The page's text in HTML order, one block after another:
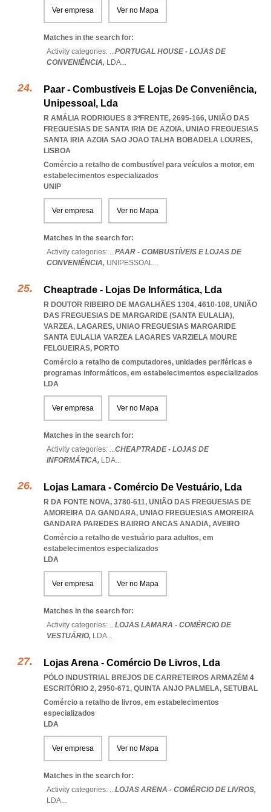
Ver empresa Ver no Mapa
Matches in the search for:
Activity categories: ...PORTUGAL HOUSE - LOJAS DE
CONVENIÊNCIA, LDA...
Paar - Combustíveis E Lojas De Conveniência,
Unipessoal, Lda
R AMÁLIA RODRIGUES 8 3ºFRENTE, 2695-166, UNIÃO DAS
FREGUESIAS DE SANTA IRIA DE AZOIA, UNIAO FREGUESIAS
SANTA IRIA AZOIA SAO JOAO TALHA BOBADELA LOURES,
LISBOA
Comércio a retalho de combustível para veículos a motor, em
estabelecimentos especializados
UNIP
Ver empresa Ver no Mapa
Matches in the search for:
Activity categories: ...PAAR - COMBUSTÍVEIS E LOJAS DE
CONVENIÊNCIA, UNIPESSOAL...
Cheaptrade - Lojas De Informática, Lda
R DOUTOR RIBEIRO DE MAGALHÃES 1304, 4610-108, UNIÃO
DAS FREGUESIAS DE MARGARIDE (SANTA EULALIA),
VARZEA, LAGARES, UNIAO FREGUESIAS MARGARIDE
SANTA EULALIA VARZEA LAGARES VARZIELA MOURE
FELGUEIRAS, PORTO
Comércio a retalho de computadores, unidades periféricas e
programas informáticos, em estabelecimentos especializados
LDA
Ver empresa Ver no Mapa
Matches in the search for:
Activity categories: ...CHEAPTRADE - LOJAS DE
INFORMÁTICA, LDA...
Lojas Lamara - Comércio De Vestuário, Lda
R DA FONTE NOVA, 3780-611, UNIÃO DAS FREGUESIAS DE
AMOREIRA DA GANDARA, UNIAO FREGUESIAS AMOREIRA
GANDARA PAREDES BAIRRO ANCAS ANADIA, AVEIRO
Comércio a retalho de vestuário para adultos, em
estabelecimentos especializados
LDA
Ver empresa Ver no Mapa
Matches in the search for:
Activity categories: ...LOJAS LAMARA - COMÉRCIO DE
VESTUÁRIO, LDA...
Lojas Arena - Comércio De Livros, Lda
PÓLO INDUSTRIAL BREJOS DE CARRETEIROS ARMAZÉM 4
ESCRITÓRIO 2, 2950-671, QUINTA ANJO PALMELA, SETUBAL
Comércio a retalho de livros, em estabelecimentos
especializados
LDA
Ver empresa Ver no Mapa
Matches in the search for:
Activity categories: ...LOJAS ARENA - COMÉRCIO DE LIVROS,
LDA...